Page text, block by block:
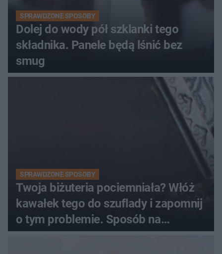
SPRAWDZONE SPOSOBY
Dolej do wody pół szklanki tego
składnika. Panele będą lśnić bez
smug
SPRAWDZONE SPOSOBY
Twoja biżuteria pociemniała? Włóż
kawałek tego do szuflady i zapomnij
o tym problemie. Sposób na
pociemniałą biżuterię